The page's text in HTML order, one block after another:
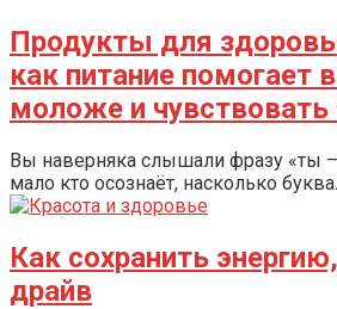
Продукты для
как питание помогает
моложе и
Вы наверняка слышали фразу «ты
мало кто осознаёт, насколько
Как сохранить
драйв